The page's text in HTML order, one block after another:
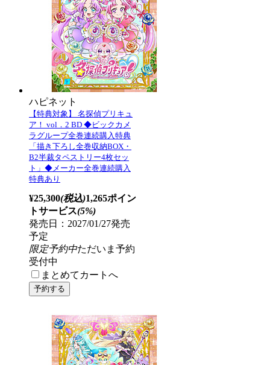
ハピネット
【特典対象】 名探偵プリキュ
ア！ vol．2 BD ◆ビックカメ
ラグループ全巻連続購入特典
「描き下ろし全巻収納BOX・
B2半裁タペストリー4枚セッ
ト」◆メーカー全巻連続購入
特典あり
¥25,300(税込)1,265ポイン
トサービス(5%)
発売日：2027/01/27発売
予定
限定予約中ただいま予約
受付中
まとめてカートへ